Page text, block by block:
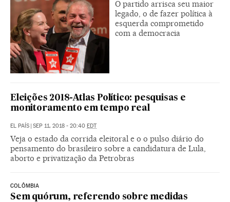
O partido arrisca seu maior
legado, o de fazer política à
esquerda comprometido
com a democracia
Eleições 2018-Atlas Político: pesquisas e
monitoramento em tempo real
EL PAÍS | SEP 11, 2018 - 20:40 EDT
Veja o estado da corrida eleitoral e o o pulso diário do
pensamento do brasileiro sobre a candidatura de Lula,
aborto e privatização da Petrobras
COLÔMBIA
Sem quórum, referendo sobre medidas